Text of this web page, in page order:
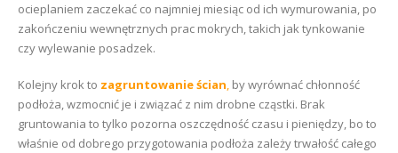
ocieplaniem zaczekać co najmniej miesiąc od ich wymurowania, po
zakończeniu wewnętrznych prac mokrych, takich jak tynkowanie
czy wylewanie posadzek.
Kolejny krok to zagruntowanie ścian, by wyrównać chłonność
podłoża, wzmocnić je i związać z nim drobne cząstki. Brak
gruntowania to tylko pozorna oszczędność czasu i pieniędzy, bo to
właśnie od dobrego przygotowania podłoża zależy trwałość całego